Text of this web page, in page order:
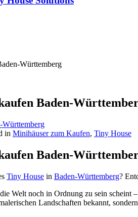
Württemberg
Baden-
in Minihäuser zum Kaufen, Tiny House
Baden-
Tiny House in Baden-Württemberg?
Welt noch in Ordnung zu sein scheint
Landschaften bekannt,